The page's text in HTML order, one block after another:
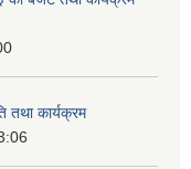
तथा कार्यक्रम